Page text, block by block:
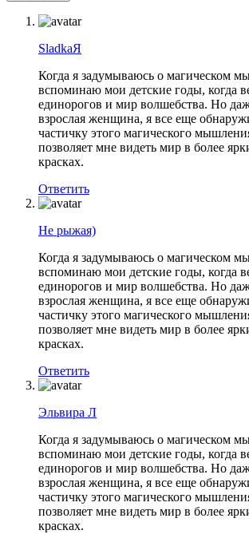
SladkaЯ
Когда я задумываюсь о магическом
вспоминаю мои детские годы, когда
единорогов и мир волшебства. Но
взрослая женщина, я все еще
частичку этого магического
позволяет мне видеть мир в более
красках.
Ответить
Не рыжая)
Когда я задумываюсь о магическом
вспоминаю мои детские годы, когда
единорогов и мир волшебства. Но
взрослая женщина, я все еще
частичку этого магического
позволяет мне видеть мир в более
красках.
Ответить
Эльвира Л
Когда я задумываюсь о магическом
вспоминаю мои детские годы, когда
единорогов и мир волшебства. Но
взрослая женщина, я все еще
частичку этого магического
позволяет мне видеть мир в более
красках.